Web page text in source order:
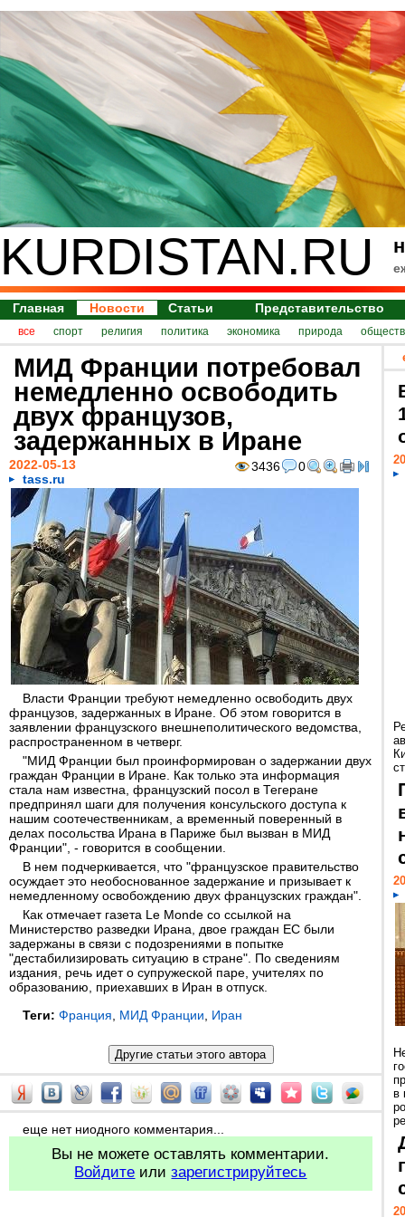
KURDISTAN.RU
Главная Новости Статьи Представительство
все спорт религия политика экономика природа
МИД Франции потребовал
немедленно освободить
двух французов,
задержанных в Иране
3436 0
2022-05-13
tass.ru
Власти Франции требуют немедленно освободить двух
французов, задержанных в Иране. Об этом говорится в
заявлении французского внешнеполитического ведомства,
распространенном в четверг.
"МИД Франции был проинформирован о задержании двух
граждан Франции в Иране. Как только эта информация
стала нам известна, французский посол в Тегеране
предпринял шаги для получения консульского доступа к
нашим соотечественникам, а временный поверенный в
делах посольства Ирана в Париже был вызван в МИД
Франции", - говорится в сообщении.
В нем подчеркивается, что "французское правительство
осуждает это необоснованное задержание и призывает к
немедленному освобождению двух французских граждан".
Как отмечает газета Le Monde со ссылкой на
Министерство разведки Ирана, двое граждан ЕС были
задержаны в связи с подозрениями в попытке
"дестабилизировать ситуацию в стране". По сведениям
издания, речь идет о супружеской паре, учителях по
образованию, приехавших в Иран в отпуск.
Теги: Франция МИД Франции Иран
еще нет ниодного комментария...
Вы не можете оставлять комментарии.
Войдите илизарегистрируйтесь
в